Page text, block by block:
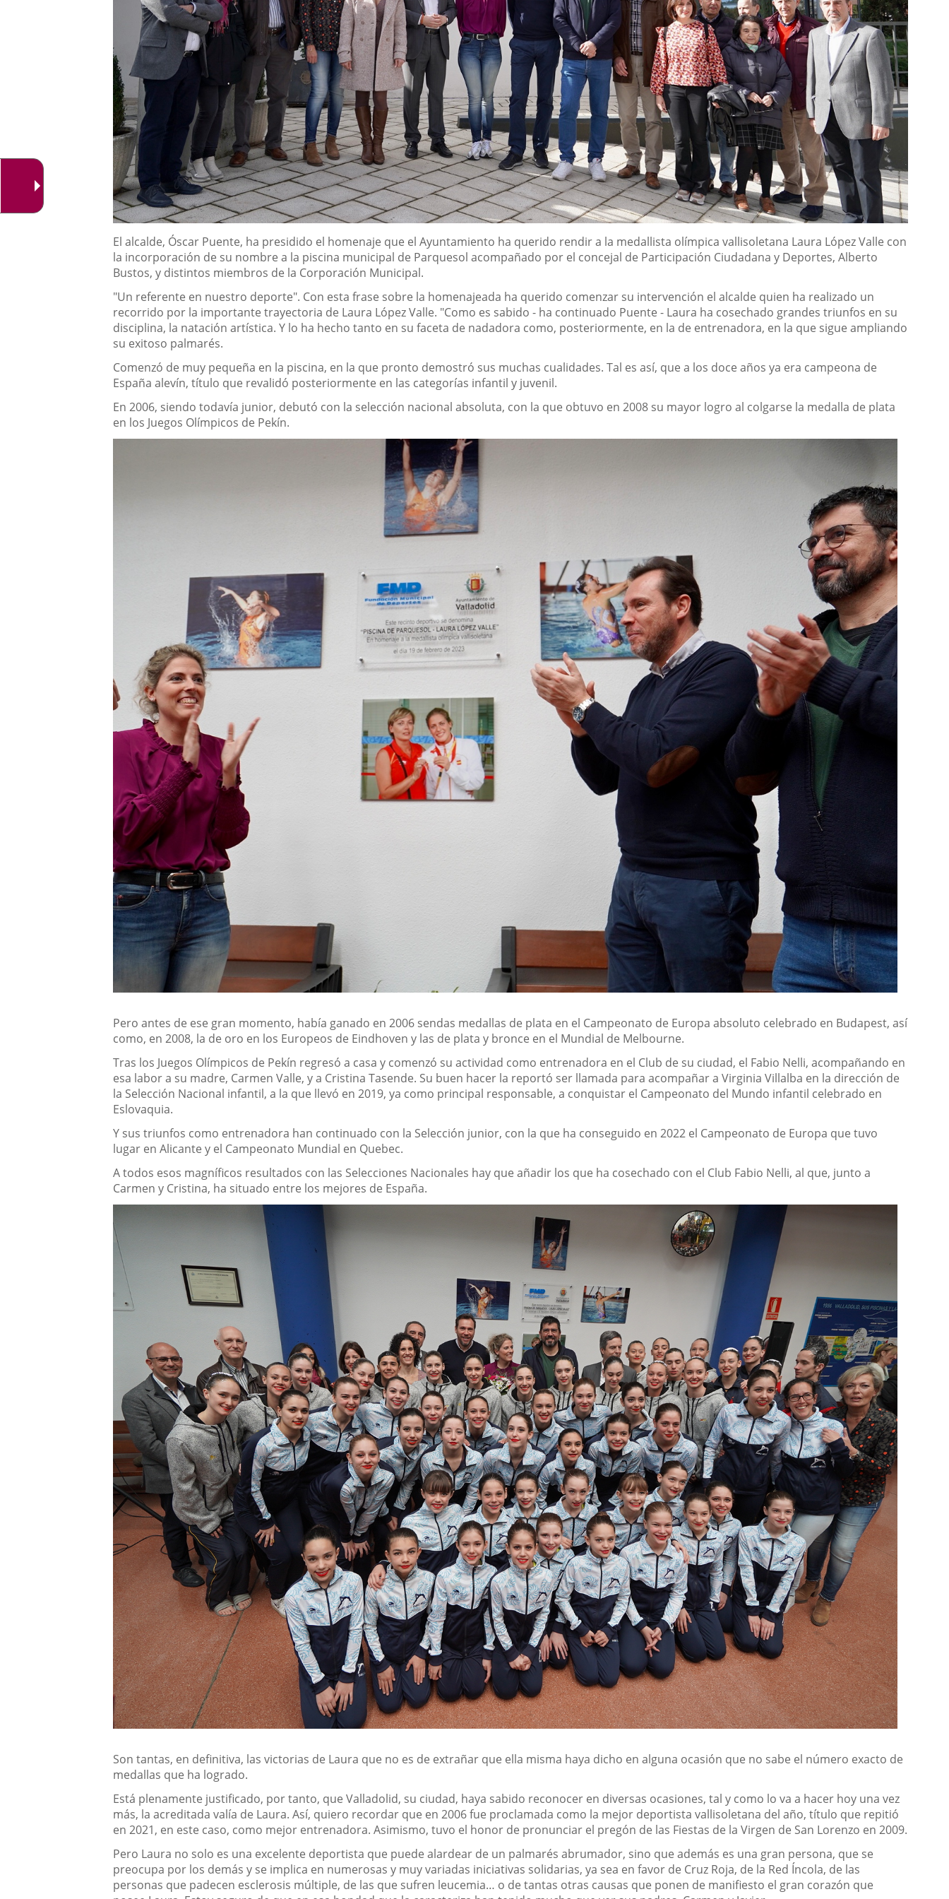
Descripción
El alcalde, Óscar Puente, ha presidido el homenaje que el Ayuntamiento ha querido rendir a la medallista olímpica vallisoletana Laura López Valle con
la incorporación de su nombre a la piscina municipal de Parquesol acompañado por el concejal de Participación Ciudadana y Deportes, Alberto
Bustos, y distintos miembros de la Corporación Municipal.
"Un referente en nuestro deporte". Con esta frase sobre la homenajeada ha querido comenzar su intervención el alcalde quien ha realizado un
recorrido por la importante trayectoria de Laura López Valle. "Como es sabido - ha continuado Puente - Laura ha cosechado grandes triunfos en su
disciplina, la natación artística. Y lo ha hecho tanto en su faceta de nadadora como, posteriormente, en la de entrenadora, en la que sigue ampliando
su exitoso palmarés.
Comenzó de muy pequeña en la piscina, en la que pronto demostró sus muchas cualidades. Tal es así, que a los doce años ya era campeona de
España alevín, título que revalidó posteriormente en las categorías infantil y juvenil.
En 2006, siendo todavía junior, debutó con la selección nacional absoluta, con la que obtuvo en 2008 su mayor logro al colgarse la medalla de plata
en los Juegos Olímpicos de Pekín.
Pero antes de ese gran momento, había ganado en 2006 sendas medallas de plata en el Campeonato de Europa absoluto celebrado en Budapest, así
como, en 2008, la de oro en los Europeos de Eindhoven y las de plata y bronce en el Mundial de Melbourne.
Tras los Juegos Olímpicos de Pekín regresó a casa y comenzó su actividad como entrenadora en el Club de su ciudad, el Fabio Nelli, acompañando en
esa labor a su madre, Carmen Valle, y a Cristina Tasende. Su buen hacer la reportó ser llamada para acompañar a Virginia Villalba en la dirección de
la Selección Nacional infantil, a la que llevó en 2019, ya como principal responsable, a conquistar el Campeonato del Mundo infantil celebrado en
Eslovaquia.
Y sus triunfos como entrenadora han continuado con la Selección junior, con la que ha conseguido en 2022 el Campeonato de Europa que tuvo
lugar en Alicante y el Campeonato Mundial en Quebec.
A todos esos magníficos resultados con las Selecciones Nacionales hay que añadir los que ha cosechado con el Club Fabio Nelli, al que, junto a
Carmen y Cristina, ha situado entre los mejores de España.
Son tantas, en definitiva, las victorias de Laura que no es de extrañar que ella misma haya dicho en alguna ocasión que no sabe el número exacto de
medallas que ha logrado.
Está plenamente justificado, por tanto, que Valladolid, su ciudad, haya sabido reconocer en diversas ocasiones, tal y como lo va a hacer hoy una vez
más, la acreditada valía de Laura. Así, quiero recordar que en 2006 fue proclamada como la mejor deportista vallisoletana del año, título que repitió
en 2021, en este caso, como mejor entrenadora. Asimismo, tuvo el honor de pronunciar el pregón de las Fiestas de la Virgen de San Lorenzo en 2009.
Pero Laura no solo es una excelente deportista que puede alardear de un palmarés abrumador, sino que además es una gran persona, que se
preocupa por los demás y se implica en numerosas y muy variadas iniciativas solidarias, ya sea en favor de Cruz Roja, de la Red Íncola, de las
personas que padecen esclerosis múltiple, de las que sufren leucemia… o de tantas otras causas que ponen de manifiesto el gran corazón que